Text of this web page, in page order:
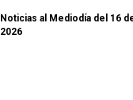
Noticias al Mediodía del 16
2026